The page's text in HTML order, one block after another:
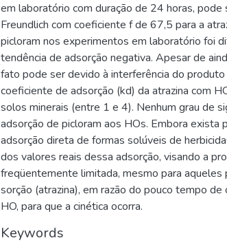
em laboratório com duração de 24 horas,
Freundlich com coeficiente f de 67,5 para a
picloram nos experimentos em laboratório foi
tendência de adsorção negativa. Apesar de
fato pode ser devido à interferência do produto
coeficiente de adsorção (kd) da atrazina com
solos minerais (entre 1 e 4). Nenhum grau de
adsorção de picloram aos HOs. Embora exista
adsorção direta de formas solúveis de
dos valores reais dessa adsorção, visando a
freqüentemente limitada, mesmo para
sorção (atrazina), em razão do pouco tempo
HO, para que a cinética ocorra.
Keywords